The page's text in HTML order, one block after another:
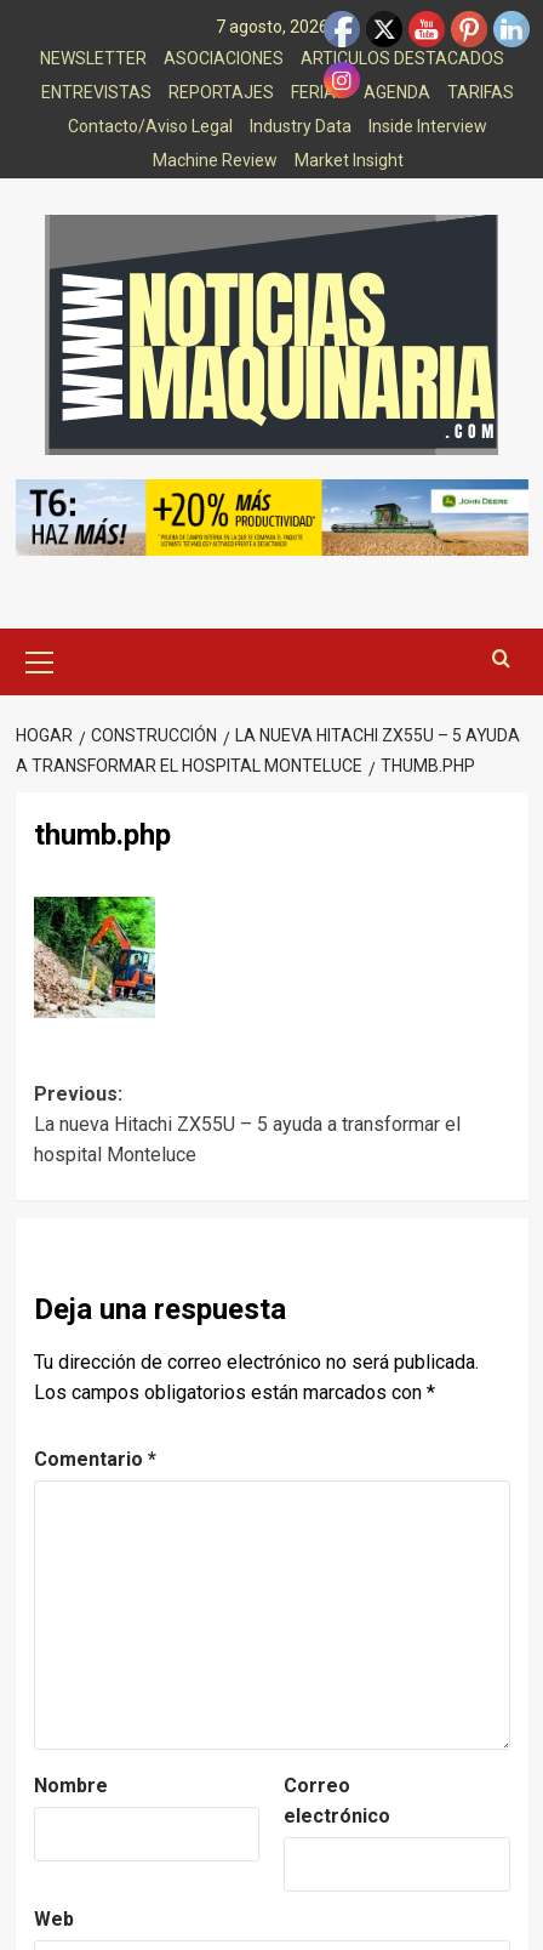
7 agosto, 2026
NEWSLETTER
ASOCIACIONES
ARTICULOS DESTACADOS
ENTREVISTAS
REPORTAJES FERIAS AGENDA
TARIFAS
Contacto/Aviso Legal
Industry Data
Inside Interview
Machine Review
Market Insight
principal
HOGAR CONSTRUCCIÓN
LA NUEVA HITACHI ZX55U – 5 AYUDA
A TRANSFORMAR EL HOSPITAL MONTELUCE
THUMB.PHP
thumb.php
Post
navigation
Previous:
La nueva Hitachi ZX55U – 5 ayuda a transformar el
hospital Monteluce
Deja una respuesta
Tu dirección de correo electrónico no será publicada.
Los campos obligatorios están marcados con *
Comentario *
Nombre
Correo
electrónico
Web